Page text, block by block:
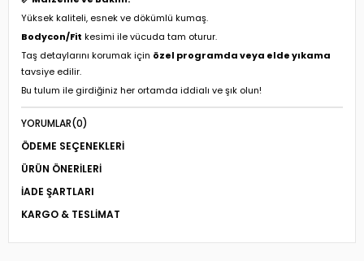
Yüksek kaliteli, esnek ve dökümlü kumaş.
Bodycon/Fit kesimi ile vücuda tam oturur.
Taş detaylarını korumak için özel programda veya elde yıkama
tavsiye edilir.
Bu tulum ile girdiğiniz her ortamda iddialı ve şık olun!
YORUMLAR(0)
ÖDEME SEÇENEKLERI
ÜRÜN ÖNERILERI
İADE ŞARTLARI
KARGO & TESLIMAT